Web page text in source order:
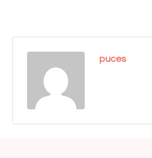
puces